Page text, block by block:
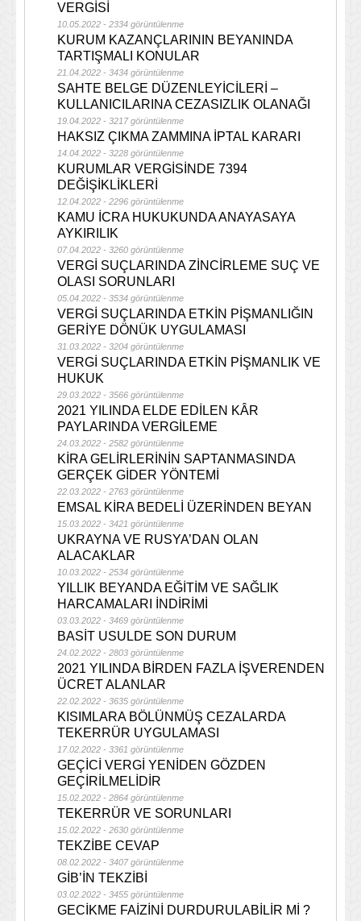
VERGİSİ
10.05.2022 - 2334 görüntülenme
KURUM KAZANÇLARININ BEYANINDA
TARTIŞMALI KONULAR
21.04.2022 - 3434 görüntülenme
SAHTE BELGE DÜZENLEYİCİLERİ –
KULLANICILARINA CEZASIZLIK OLANAĞI
19.04.2022 - 3217 görüntülenme
HAKSIZ ÇIKMA ZAMMINA İPTAL KARARI
14.04.2022 - 3228 görüntülenme
KURUMLAR VERGİSİNDE 7394
DEĞİŞİKLİKLERİ
12.04.2022 - 2296 görüntülenme
KAMU İCRA HUKUKUNDA ANAYASAYA
AYKIRILIK
07.04.2022 - 3260 görüntülenme
VERGİ SUÇLARINDA ZİNCİRLEME SUÇ VE
OLASI SORUNLARI
05.04.2022 - 3534 görüntülenme
VERGİ SUÇLARINDA ETKİN PİŞMANLIĞIN
GERİYE DÖNÜK UYGULAMASI
31.03.2022 - 3204 görüntülenme
VERGİ SUÇLARINDA ETKİN PİŞMANLIK VE
HUKUK
29.03.2022 - 3566 görüntülenme
2021 YILINDA ELDE EDİLEN KÂR
PAYLARINDA VERGİLEME
24.03.2022 - 2582 görüntülenme
KİRA GELİRLERİNİN SAPTANMASINDA
GERÇEK GİDER YÖNTEMİ
22.03.2022 - 2763 görüntülenme
EMSAL KİRA BEDELİ ÜZERİNDEN BEYAN
15.03.2022 - 3421 görüntülenme
UKRAYNA VE RUSYA’DAN OLAN
ALACAKLAR
10.03.2022 - 2534 görüntülenme
YILLIK BEYANDA EĞİTİM VE SAĞLIK
HARCAMALARI İNDİRİMİ
03.03.2022 - 3469 görüntülenme
BASİT USULDE SON DURUM
24.02.2022 - 2803 görüntülenme
2021 YILINDA BİRDEN FAZLA İŞVERENDEN
ÜCRET ALANLAR
22.02.2022 - 3635 görüntülenme
KISIMLARA BÖLÜNMÜŞ CEZALARDA
TEKERRÜR UYGULAMASI
17.02.2022 - 3361 görüntülenme
GEÇİCİ VERGİ YENİDEN GÖZDEN
GEÇİRİLMELİDİR
15.02.2022 - 2864 görüntülenme
TEKERRÜR VE SORUNLARI
15.02.2022 - 2630 görüntülenme
TEKZİBE CEVAP
08.02.2022 - 3407 görüntülenme
GİB’İN TEKZİBİ
03.02.2022 - 3455 görüntülenme
GECİKME FAİZİNİ DURDURULABİLİR Mİ ?